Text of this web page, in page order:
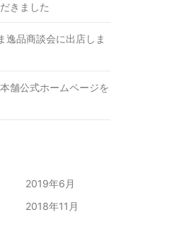
きました
逸品商談会に出店しま
舗公式ホームページを
2019年6月
2018年11月